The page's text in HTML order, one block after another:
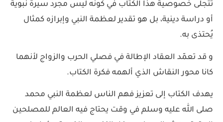
تتجلى خصوصية هذا الكتاب في كونه ليس مجرد سيرة نبوية
أو دراسة دينية، بل هو تقدير لعظمة النبي وإبرازه كمثال
يُحتذى به.
و قد تعمّد العقاد الإطالة في فصلي الحرب والزواج لأنهما
كانا محور النقاش الذي ألهمه فكرة الكتاب.
يهدف الكتاب إلى تعزيز فهم الناس لعظمة النبي محمد
صلى الله عليه وسلم في وقت يحتاج فيه العالم للمصلحين